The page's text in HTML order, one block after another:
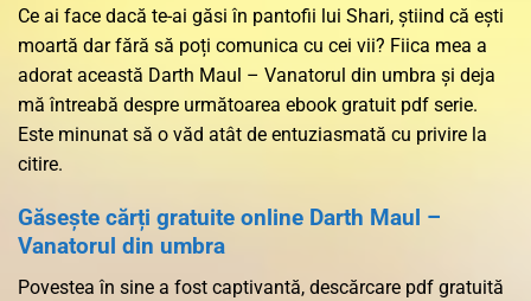
Ce ai face dacă te-ai găsi în pantofii lui Shari, știind că ești
moartă dar fără să poți comunica cu cei vii? Fiica mea a
adorat această Darth Maul – Vanatorul din umbra și deja
mă întreabă despre următoarea ebook gratuit pdf serie.
Este minunat să o văd atât de entuziasmată cu privire la
citire.
Găsește cărți gratuite online Darth Maul –
Vanatorul din umbra
Povestea în sine a fost captivantă, descărcare pdf gratuită